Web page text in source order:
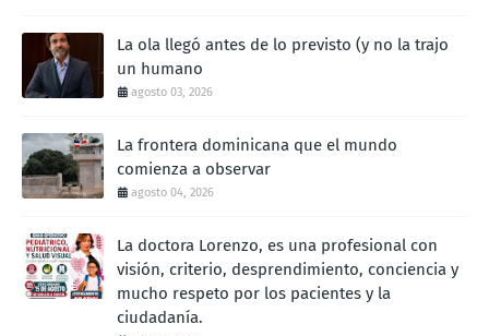
La ola llegó antes de lo previsto (y no la trajo
un humano
agosto 03, 2026
La frontera dominicana que el mundo
comienza a observar
agosto 04, 2026
La doctora Lorenzo, es una profesional con
visión, criterio, desprendimiento, conciencia y
mucho respeto por los pacientes y la
ciudadanía.